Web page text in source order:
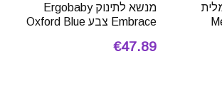
מנשא לתינוק Ergobaby
Embrace צבע Oxford Blue
€47.89